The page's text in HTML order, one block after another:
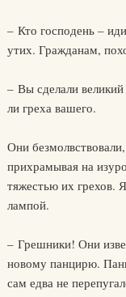
– Кто господень –
утих. Гражданам,
– Вы сделали великий
ли греха вашего.
Они
прихрамывая на
тяжестью их грехов.
лампой.
– Грешники! Они
новому панцирю.
сам едва не